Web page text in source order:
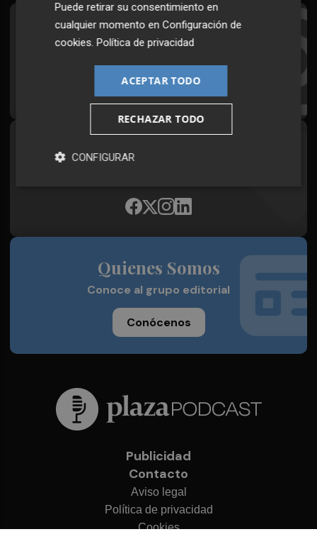
Suscríbete al Boletín
¡Quiero suscribirme!
Síguenos en redes
Quienes Somos
Conoce al grupo editorial
Conócenos
Publicidad
Contacto
Aviso legal
Política de privacidad
Cookies
Puede retirar su consentimiento en
cualquier momento enConfiguración de
cookies.Política de privacidad
ACEPTAR TODO
RECHAZAR TODO
CONFIGURAR